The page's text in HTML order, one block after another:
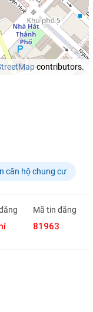
contributors.
căn hộ chung cư
Mã tin đăng
81963